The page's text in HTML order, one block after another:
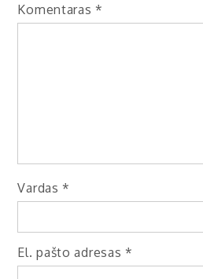
Komentaras *
Vardas *
El. pašto adresas *